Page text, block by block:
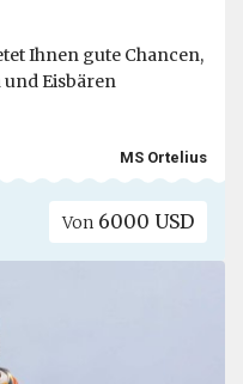
Ihnen gute Chancen,
und Eisbären
MS Ortelius
Von 6000 USD